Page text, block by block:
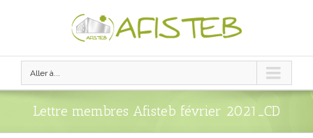
Aller à...
Lettre membres Afisteb février 2021_CD